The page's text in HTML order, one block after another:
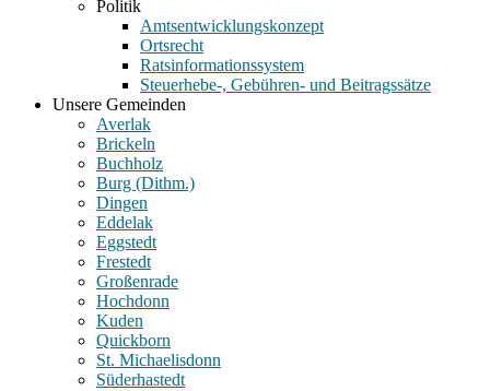
Politik
Amtsentwicklungskonzept
Ortsrecht
Ratsinformationssystem
Steuerhebe-, Gebühren- und Beitragssätze
Unsere Gemeinden
Averlak
Brickeln
Buchholz
Burg (Dithm.)
Dingen
Eddelak
Eggstedt
Frestedt
Großenrade
Hochdonn
Kuden
Quickborn
St. Michaelisdonn
Süderhastedt